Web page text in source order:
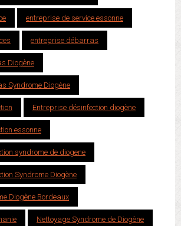
entreprise de service essonne
entreprise débarras
Diogène
Syndrome Diogène
Entreprise désinfection diogène
essonne
syndrome de diogene
Syndrome Diogène
Diogène Bordeaux
Nettoyage Syndrome de Diogène